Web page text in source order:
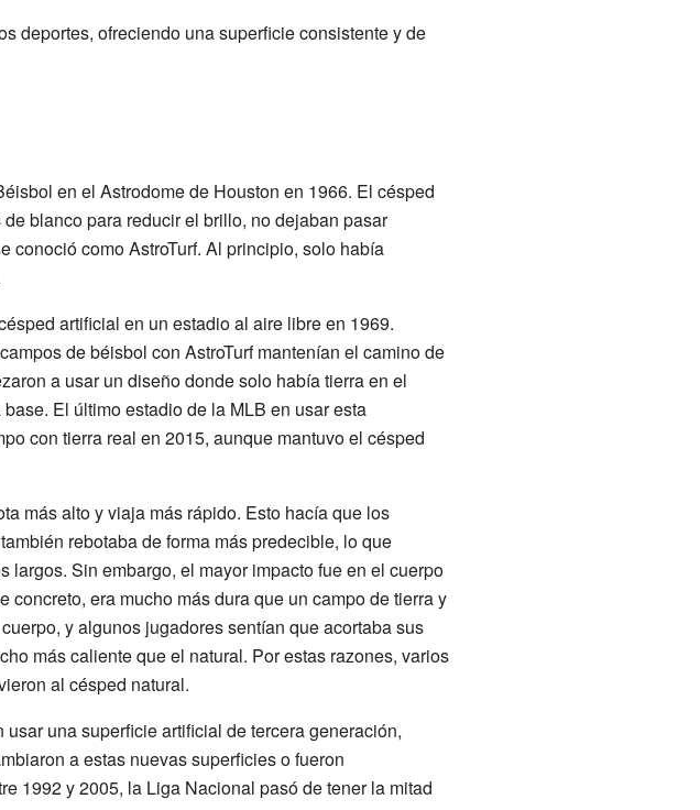
deportes, ofreciendo una superficie consistente y de
en el Astrodome de Houston en 1966. El césped
blanco para reducir el brillo, no dejaban pasar
conoció como AstroTurf. Al principio, solo había
artificial en un estadio al aire libre en 1969.
de béisbol con AstroTurf mantenían el camino de
a usar un diseño donde solo había tierra en el
El último estadio de la MLB en usar esta
con tierra real en 2015, aunque mantuvo el césped
más alto y viaja más rápido. Esto hacía que los
rebotaba de forma más predecible, lo que
Sin embargo, el mayor impacto fue en el cuerpo
era mucho más dura que un campo de tierra y
y algunos jugadores sentían que acortaba sus
más caliente que el natural. Por estas razones, varios
al césped natural.
una superficie artificial de tercera generación,
a estas nuevas superficies o fueron
1992 y 2005, la Liga Nacional pasó de tener la mitad